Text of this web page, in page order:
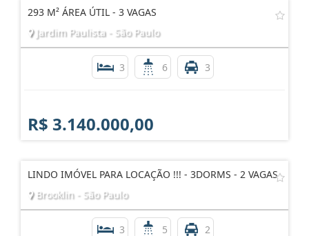
293 M² ÁREA ÚTIL - 3 VAGAS
Jardim Paulista - São Paulo
3 6 3
R$ 3.140.000,00
LINDO IMÓVEL PARA LOCAÇÃO !!! - 3DORMS - 2 VAGAS
Brooklin - São Paulo
3 5 2